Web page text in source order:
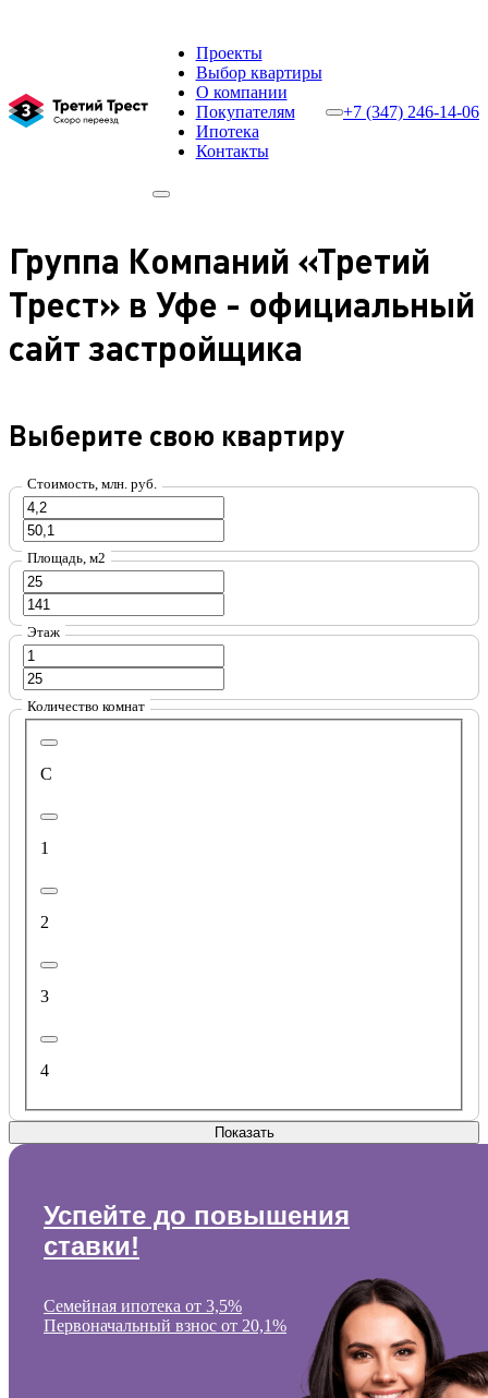
Проекты
Выбор квартиры
О компании
Покупателям
Ипотека
Контакты
+7 (347) 246-14-06
Группа Компаний «Третий
Трест» в Уфе - официальный
сайт застройщика
Выберите свою квартиру
Стоимость, млн. руб.
Площадь, м2
Этаж
Количество комнат
С
1
2
3
4
Показать
Успейте до повышения
ставки!
Семейная ипотека от 3,5%
Первоначальный взнос от 20,1%